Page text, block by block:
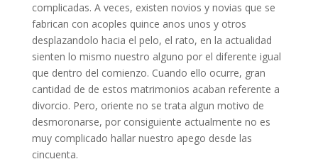
complicadas. A veces, existen novios y novias que se
fabrican con acoples quince anos unos y otros
desplazandolo hacia el pelo, el rato, en la actualidad
sienten lo mismo nuestro alguno por el diferente igual
que dentro del comienzo. Cuando ello ocurre, gran
cantidad de de estos matrimonios acaban referente a
divorcio. Pero, oriente no se trata algun motivo de
desmoronarse, por consiguiente actualmente no es
muy complicado hallar nuestro apego desde las
cincuenta.